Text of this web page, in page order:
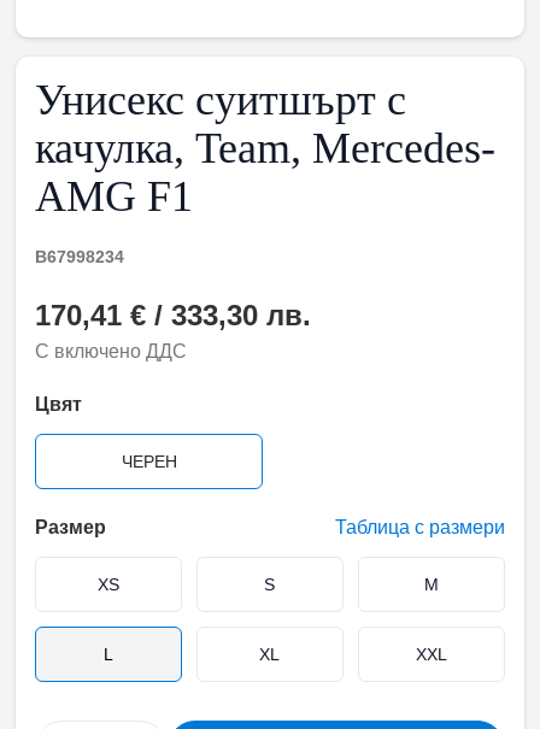
Унисекс суитшърт с
качулка, Team, Mercedes-
AMG F1
B67998234
170,41 € / 333,30 лв.
С включено ДДС
Цвят
ЧЕРЕН
Размер Таблица с размери
XS S M
L XL XXL